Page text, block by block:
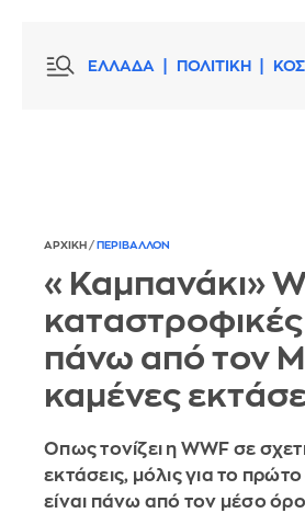
ΕΛΛΑΔΑ ΠΟΛΙΤΙΚΗ
ΑΡΧΙΚΗ / ΠΕΡΙΒΑΛΛΟΝ
«Καμπανάκι»
πάνω από τον
καμένες
Οπως τονίζει η WWF σε
εκτάσεις, μόλις για το
είναι πάνω από τον μέσο όρο